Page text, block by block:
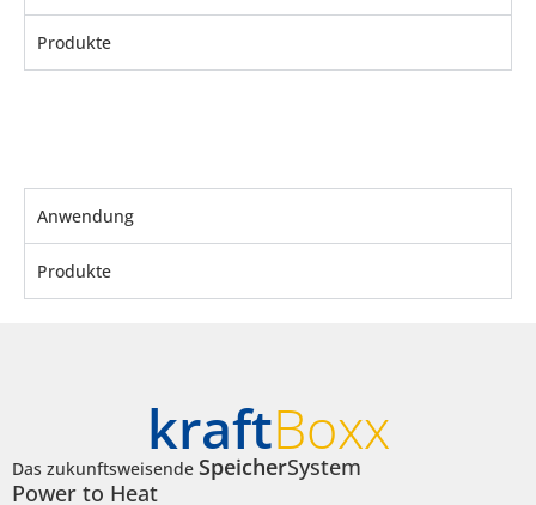
Produkte
Anwendung
Produkte
kraftBoxx
Das zukunftsweisende SpeicherSystem
Power to Heat